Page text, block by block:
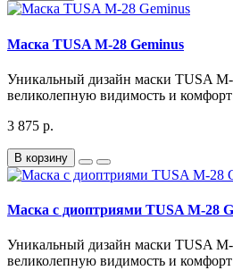
Маска TUSA M-28 Geminus
Уникальный дизайн маски TUSA М-
великолепную видимость и
3 875 р.
В корзину
Маска с диоптриями TUSA M-28
Уникальный дизайн маски TUSA М-
великолепную видимость и